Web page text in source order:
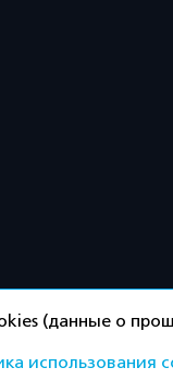
/ Все права
(данные о
использования